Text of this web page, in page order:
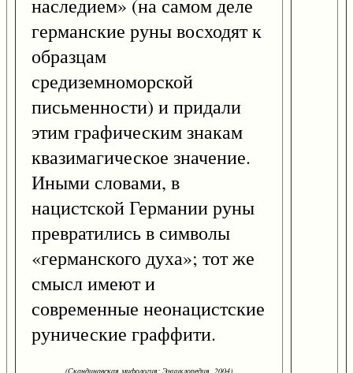
наследием» (на самом деле
германские руны восходят к
образцам
средиземноморской
письменности) и придали
этим графическим знакам
квазимагическое значение.
Иными словами, в
нацистской Германии руны
превратились в символы
«германского духа»; тот же
смысл имеют и
современные неонацистские
рунические граффити.
(Скандинавская мифология: Энциклопедия. 2004)